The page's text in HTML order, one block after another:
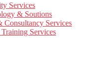
Services
& Soutions
Consultancy Services
Services